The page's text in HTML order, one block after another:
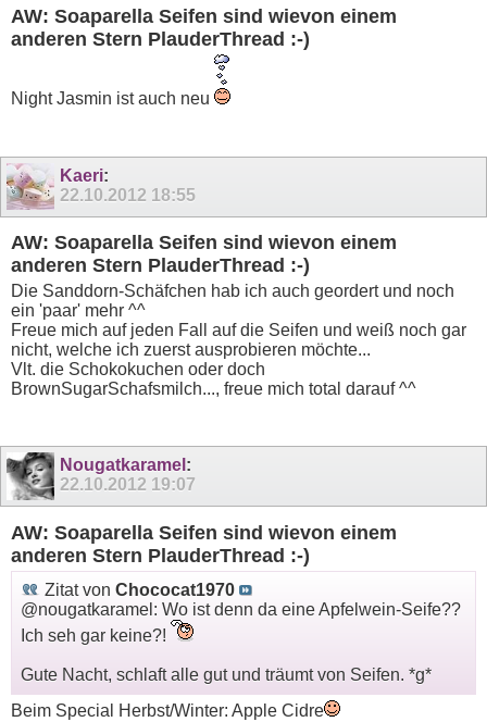
AW: Soaparella Seifen sind wievon einem
anderen Stern PlauderThread :-)
Night Jasmin ist auch neu
Kaeri:
22.10.2012 18:55
AW: Soaparella Seifen sind wievon einem
anderen Stern PlauderThread :-)
Die Sanddorn-Schäfchen hab ich auch geordert und noch
ein 'paar' mehr ^^
Freue mich auf jeden Fall auf die Seifen und weiß noch gar
nicht, welche ich zuerst ausprobieren möchte...
Vlt. die Schokokuchen oder doch
BrownSugarSchafsmilch..., freue mich total darauf ^^
Nougatkaramel :
22.10.2012 19:07
AW: Soaparella Seifen sind wievon einem
anderen Stern PlauderThread :-)
Zitat von Chococat1970
@nougatkaramel: Wo ist denn da eine Apfelwein-Seife??
Ich seh gar keine?!
Gute Nacht, schlaft alle gut und träumt von Seifen. *g*
Beim Special Herbst/Winter: Apple Cidre